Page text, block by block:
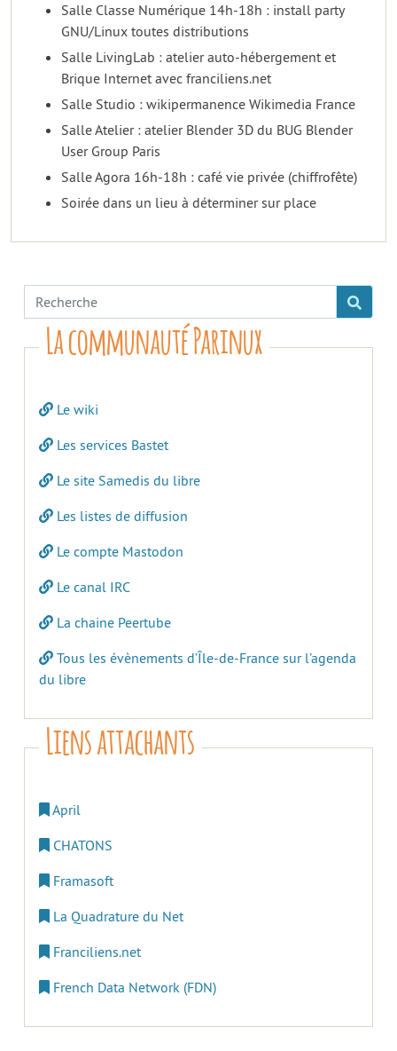
Salle Classe Numérique 14h-18h : install party
GNU/Linux toutes distributions
Salle LivingLab : atelier auto-hébergement et
Brique Internet avec franciliens.net
Salle Studio : wikipermanence Wikimedia France
Salle Atelier : atelier Blender 3D du BUG Blender
User Group Paris
Salle Agora 16h-18h : café vie privée (chiffrofête)
Soirée dans un lieu à déterminer sur place
La communauté Parinux
Le wiki
Les services Bastet
Le site Samedis du libre
Les listes de diffusion
Le compte Mastodon
Le canal IRC
La chaine Peertube
Tous les évènements d’Île-de-France sur l’agenda
du libre
Liens attachants
April
CHATONS
Framasoft
La Quadrature du Net
Franciliens.net
French Data Network (FDN)